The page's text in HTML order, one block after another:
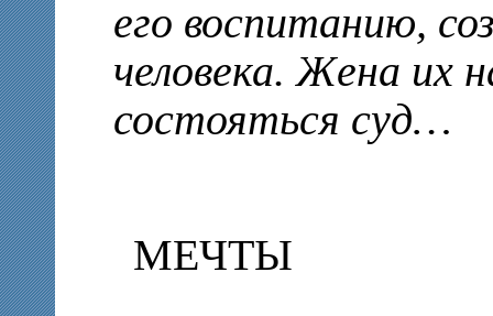
его воспитанию,
человека. Жена их
состояться суд…
МЕЧТЫ